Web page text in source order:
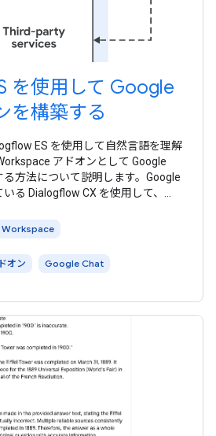
を使用して Google
を構築する
ES を使用して自然言語を理解
アドオンとして Google
方法について説明します。Google
る Dialogflow CX を使用して、
築することもできます。 次の図は、
オン Google Chat